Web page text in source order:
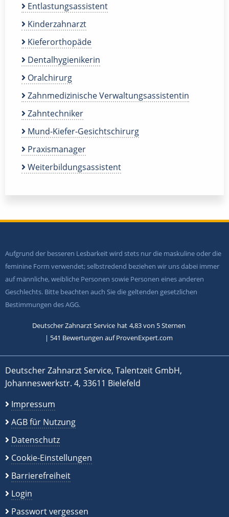
Entlastungsassistent
Kinderzahnarzt
Kieferorthopäde
Dentalhygienikerin
Oralchirurg
Zahnmedizinische Verwaltungsassistentin
Zahntechniker
Mund-Kiefer-Gesichtschirurg
Praxismanager
Weiterbildungsassistent
Aufgrund der besseren Lesbarkeit wird stets nur die maskuline oder die
feminine Form verwendet; selbstredend beziehen wir uns dabei immer
auf männliche, weibliche Personen sowie Personen eines anderen
Geschlechts. Bitte beachten auch Sie die geltenden gesetzlichen
Bestimmungen des AGG.
Deutscher Zahnarzt Service hat 4,83von 5Sternen
| 541 Bewertungen auf ProvenExpert.com
Deutscher Zahnarzt Service, Talentzeit GmbH,
Johanneswerkstr. 4, 33611 Bielefeld
Impressum
AGB für Nutzung
Datenschutz
Cookie-Einstellungen
Barrierefreiheit
Login
Passwort vergessen